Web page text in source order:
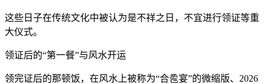
这些日子在传统文化中被认为是不祥之日，不宜进行领证等重
大仪式。
领证后的“第一餐”与风水开运
领完证后的那顿饭，在风水上被称为“合卺宴”的微缩版、2026